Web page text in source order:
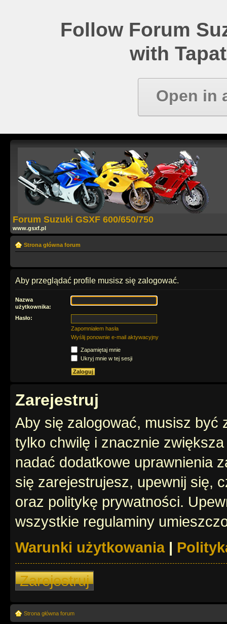
Follow Forum
with
Open in
Forum Suzuki GSXF 600/650/750
www.gsxf.pl
Strona główna forum
Aby przeglądać profile musisz się zalogować.
Nazwa
użytkownika:
Hasło:
Zapomniałem hasła
Wyślij ponownie e-mail aktywacyjny
Zapamiętaj mnie
Ukryj mnie w tej sesji
Zarejestruj
Aby się zalogować, musisz być
tylko chwilę i znacznie
nadać dodatkowe uprawnienia
się zarejestrujesz, upewnij się,
oraz politykę prywatności.
wszystkie regulaminy
Warunki użytkowania|
Zarejestruj
Strona główna forum